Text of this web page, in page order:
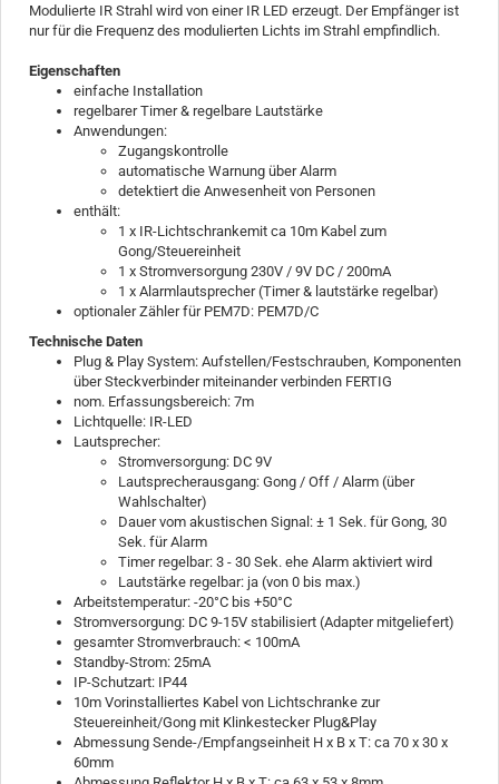
Modulierte IR Strahl wird von einer IR LED erzeugt. Der Empfänger ist
nur für die Frequenz des modulierten Lichts im Strahl empfindlich.
Eigenschaften
einfache Installation
regelbarer Timer & regelbare Lautstärke
Anwendungen:
Zugangskontrolle
automatische Warnung über Alarm
detektiert die Anwesenheit von Personen
enthält:
1 x IR-Lichtschrankemit ca 10m Kabel zum
Gong/Steuereinheit
1 x Stromversorgung 230V / 9V DC / 200mA
1 x Alarmlautsprecher (Timer & lautstärke regelbar)
optionaler Zähler für PEM7D: PEM7D/C
Technische Daten
Plug & Play System: Aufstellen/Festschrauben, Komponenten
über Steckverbinder miteinander verbinden FERTIG
nom. Erfassungsbereich: 7m
Lichtquelle: IR-LED
Lautsprecher:
Stromversorgung: DC 9V
Lautsprecherausgang: Gong / Off / Alarm (über
Wahlschalter)
Dauer vom akustischen Signal: ± 1 Sek. für Gong, 30
Sek. für Alarm
Timer regelbar: 3 - 30 Sek. ehe Alarm aktiviert wird
Lautstärke regelbar: ja (von 0 bis max.)
Arbeitstemperatur: -20°C bis +50°C
Stromversorgung: DC 9-15V stabilisiert (Adapter mitgeliefert)
gesamter Stromverbrauch: < 100mA
Standby-Strom: 25mA
IP-Schutzart: IP44
10m Vorinstalliertes Kabel von Lichtschranke zur
Steuereinheit/Gong mit Klinkestecker Plug&Play
Abmessung Sende-/Empfangseinheit H x B x T: ca 70 x 30 x
60mm